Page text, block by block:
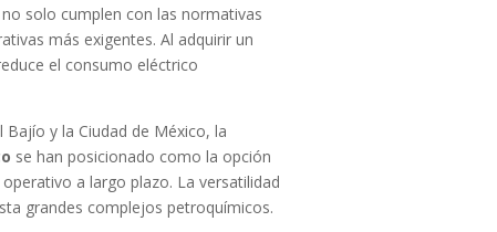
solo cumplen con las normativas
más exigentes. Al adquirir un
el consumo eléctrico
y la Ciudad de México, la
se han posicionado como la opción
a largo plazo. La versatilidad
grandes complejos petroquímicos.